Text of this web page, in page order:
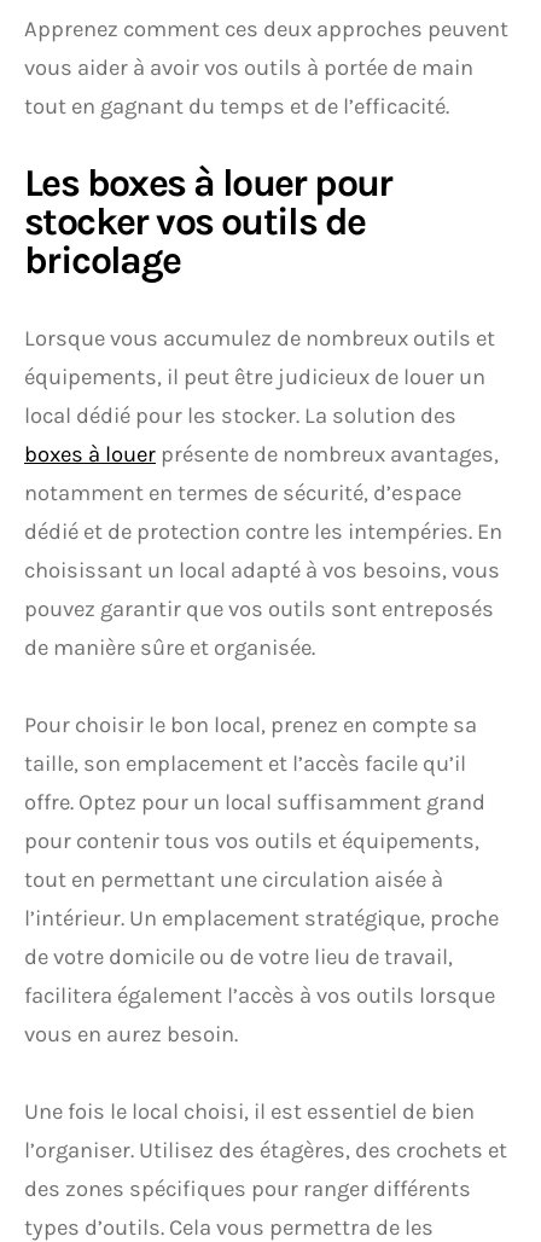
Apprenez comment ces deux approches peuvent
vous aider à avoir vos outils à portée de main
tout en gagnant du temps et de l’efficacité.
Les boxes à louer pour
stocker vos outils de
bricolage
Lorsque vous accumulez de nombreux outils et
équipements, il peut être judicieux de louer un
local dédié pour les stocker. La solution des
boxes à louer présente de nombreux avantages,
notamment en termes de sécurité, d’espace
dédié et de protection contre les intempéries. En
choisissant un local adapté à vos besoins, vous
pouvez garantir que vos outils sont entreposés
de manière sûre et organisée.
Pour choisir le bon local, prenez en compte sa
taille, son emplacement et l’accès facile qu’il
offre. Optez pour un local suffisamment grand
pour contenir tous vos outils et équipements,
tout en permettant une circulation aisée à
l’intérieur. Un emplacement stratégique, proche
de votre domicile ou de votre lieu de travail,
facilitera également l’accès à vos outils lorsque
vous en aurez besoin.
Une fois le local choisi, il est essentiel de bien
l’organiser. Utilisez des étagères, des crochets et
des zones spécifiques pour ranger différents
types d’outils. Cela vous permettra de les